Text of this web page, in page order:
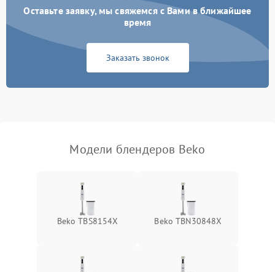
Оставьте заявку, мы свяжемся с Вами в ближайшее
время
Заказать звонок
Модели блендеров Beko
Beko TBS8154X Beko TBN30848X